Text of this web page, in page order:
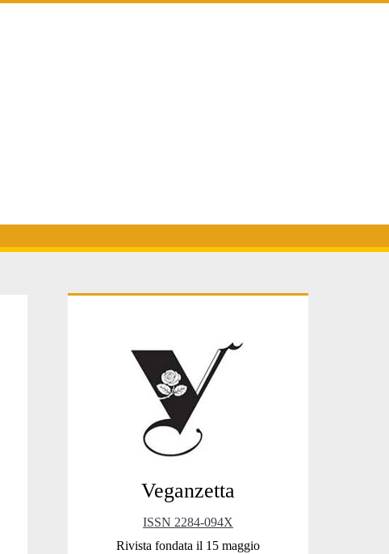
Sidebar
Veganzetta
ISSN 2284-094X
Rivista fondata il 15 maggio